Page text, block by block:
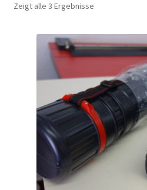
Porigami
Warenkorb
Zeigt alle 3 Ergebnisse